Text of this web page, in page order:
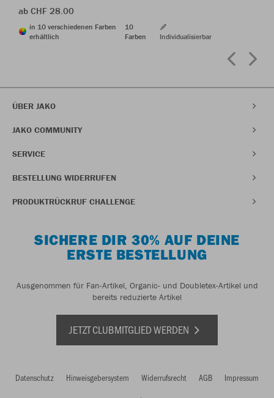
ab CHF 28.00
in 10 verschiedenen Farben
erhältlich
10
Farben
Individualisierbar
ÜBER JAKO
JAKO COMMUNITY
SERVICE
BESTELLUNG WIDERRUFEN
PRODUKTRÜCKRUF CHALLENGE
SICHERE DIR 30% AUF DEINE
ERSTE BESTELLUNG
Ausgenommen für Fan-Artikel, Organic- und Doubletex-Artikel und
bereits reduzierte Artikel
JETZT CLUBMITGLIED WERDEN
Datenschutz Hinweisgebersystem Widerrufsrecht AGB Impressum